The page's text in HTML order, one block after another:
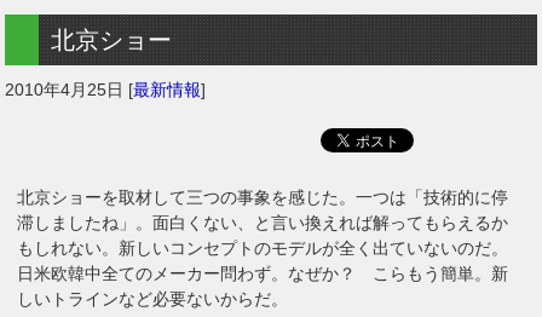
北京ショー
2010年4月25日 [最新情報]
北京ショーを取材して三つの事象を感じた。一つは「技術的に停
滞しましたね」。面白くない、と言い換えれば解ってもらえるか
もしれない。新しいコンセプトのモデルが全く出ていないのだ。
日米欧韓中全てのメーカー問わず。なぜか？ こらもう簡単。新
しいトラインなど必要ないからだ。